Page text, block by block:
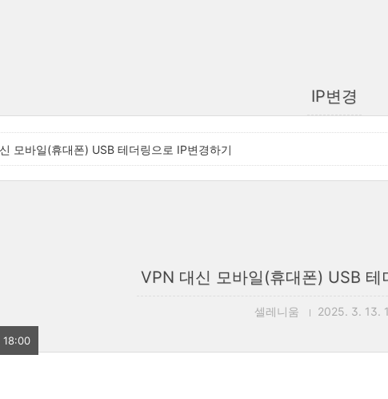
IP변경
모바일(휴대폰) USB 테더링으로 IP변경하기
VPN 대신 모바일(휴대폰) USB 테
셀레니움 2025. 3. 13.
18:00